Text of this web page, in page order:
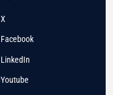
X
Facebook
LinkedIn
Youtube